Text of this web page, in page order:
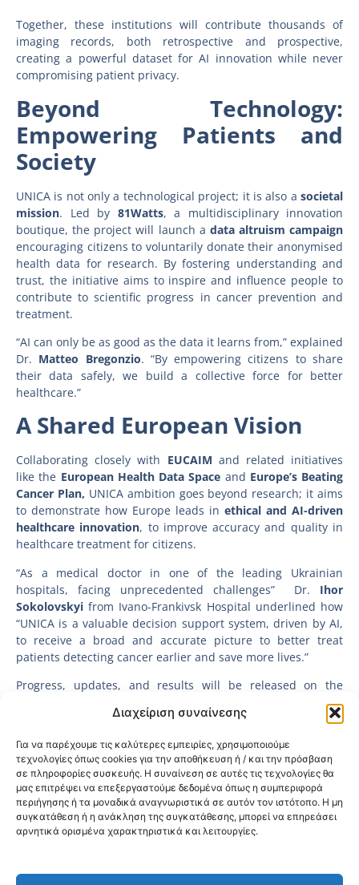
Διαχείριση συναίνεσης
Για να παρέχουμε τις καλύτερες εμπειρίες, χρησιμοποιούμε
τεχνολογίες όπως cookies για την αποθήκευση ή / και την πρόσβαση
σε πληροφορίες συσκευής. Η συναίνεση σε αυτές τις τεχνολογίες θα
μας επιτρέψει να επεξεργαστούμε δεδομένα όπως η συμπεριφορά
περιήγησης ή τα μοναδικά αναγνωριστικά σε αυτόν τον ιστότοπο. Η μη
συγκατάθεση ή η ανάκληση της συγκατάθεσης, μπορεί να επηρεάσει
αρνητικά ορισμένα χαρακτηριστικά και λειτουργίες.
Together, these institutions will contribute thousands of
imaging records, both retrospective and prospective,
creating a powerful dataset for AI innovation while never
compromising patient privacy.
Beyond Technology:
Empowering Patients and
Society
UNICA is not only a technological project; it is also a societal
mission. Led by 81Watts, a multidisciplinary innovation
boutique, the project will launch a data altruism campaign
encouraging citizens to voluntarily donate their anonymised
health data for research. By fostering understanding and
trust, the initiative aims to inspire and influence people to
contribute to scientific progress in cancer prevention and
treatment.
“AI can only be as good as the data it learns from,” explained
Dr. Matteo Bregonzio. “By empowering citizens to share
their data safely, we build a collective force for better
healthcare.”
A Shared European Vision
Collaborating closely with EUCAIM and related initiatives
like the European Health Data Space and Europe’s Beating
Cancer Plan, UNICA ambition goes beyond research; it aims
to demonstrate how Europe leads in ethical and AI-driven
healthcare innovation, to improve accuracy and quality in
healthcare treatment for citizens.
“As a medical doctor in one of the leading Ukrainian
hospitals, facing unprecedented challenges” Dr. Ihor
Sokolovskyifrom Ivano-Frankivsk Hospital underlined how
“UNICA is a valuable decision support system, driven by AI,
to receive a broad and accurate picture to better treat
patients detecting cancer earlier and save more lives.”
Progress, updates, and results will be released on the
and social media